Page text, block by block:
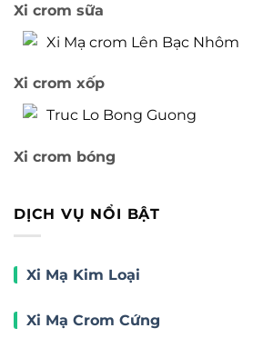
Xi crom sữa
Xi crom xốp
Xi crom bóng
DỊCH VỤ NỔI BẬT
Xi Mạ Kim Loại
Xi Mạ Crom Cứng